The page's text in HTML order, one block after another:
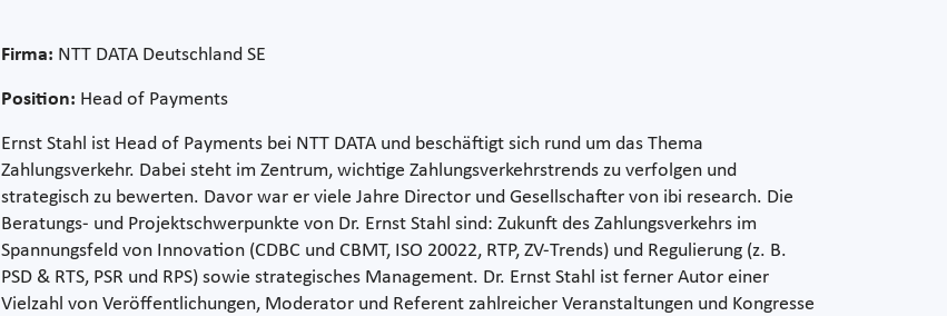
Firma: NTT DATA Deutschland SE
Position: Head of Payments
Ernst Stahl ist Head of Payments bei NTT DATA und beschäftigt sich rund um das Thema
Zahlungsverkehr. Dabei steht im Zentrum, wichtige Zahlungsverkehrstrends zu verfolgen und
strategisch zu bewerten. Davor war er viele Jahre Director und Gesellschafter von ibi research. Die
Beratungs- und Projektschwerpunkte von Dr. Ernst Stahl sind: Zukunft des Zahlungsverkehrs im
Spannungsfeld von Innovation (CDBC und CBMT, ISO 20022, RTP, ZV-Trends) und Regulierung (z. B.
PSD & RTS, PSR und RPS) sowie strategisches Management. Dr. Ernst Stahl ist ferner Autor einer
Vielzahl von Veröffentlichungen, Moderator und Referent zahlreicher Veranstaltungen und Kongresse